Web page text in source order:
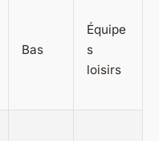
Bas
Équipe
s
loisirs